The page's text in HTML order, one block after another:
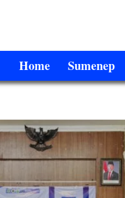
Home Sumenep